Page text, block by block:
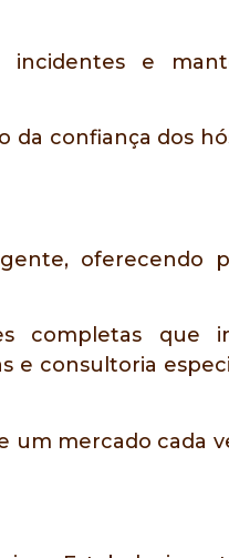
incidentes e
da confiança dos
oferecendo
completas que
e consultoria
um mercado cada